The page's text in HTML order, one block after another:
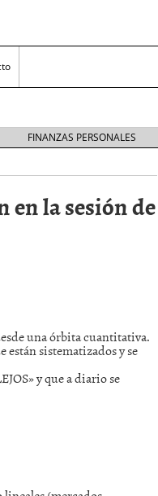
IBEX35 a m?ximos
m?ximos anuales
baja desde el 13/mayo
recorrido a la baja para
FINANZAS PERSONALES
la sesión de
una órbita cuantitativa.
están sistematizados y se
y que a diario se